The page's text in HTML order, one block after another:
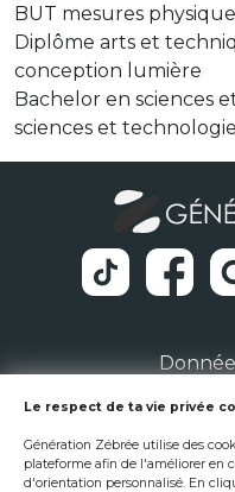
BUT mesures
Diplôme arts et
conception lumière
Bachelor en sciences
sciences et
1 Rue de
Le respect de ta vie privée
Génération Zébrée utilise des
plateforme afin de l'améliorer en
d'orientation personnalisé. En